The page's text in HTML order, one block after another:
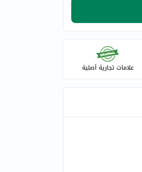
علامات تجارية أصلية